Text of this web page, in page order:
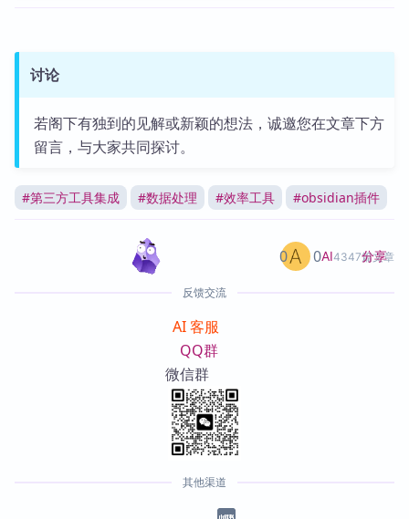
讨论
若阁下有独到的见解或新颖的想法，诚邀您在文章下方
留言，与大家共同探讨。
#第三方工具集成 #数据处理 #效率工具 #obsidian插件
AI4347篇文章
0 0 分享
反馈交流
AI 客服
QQ群
微信群
其他渠道